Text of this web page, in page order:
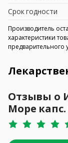
Срок годности
Производитель
характеристики
предварительного
Отзывы о
Море капс.